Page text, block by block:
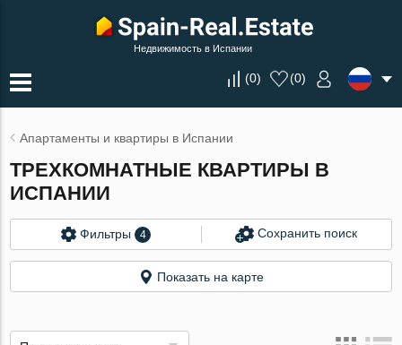
Недвижимость в Испании
(0) (0)
Апартаменты и квартиры в Испании
ТРЕХКОМНАТНЫЕ КВАРТИРЫ В
ИСПАНИИ
Фильтры 4 Сохранить поиск
Показать на карте